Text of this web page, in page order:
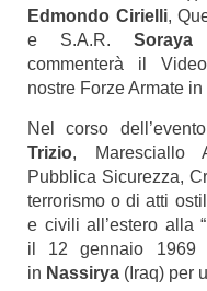
Edmondo Cirielli,
e S.A.R.Soraya
commenterà il
nostre Forze Armate in
Nel corso
Trizio, Maresciallo
Pubblica Sicurezza,
terrorismo o di atti
e civili all’estero alla
il 12 gennaio 1969
in Nassirya (Iraq) per